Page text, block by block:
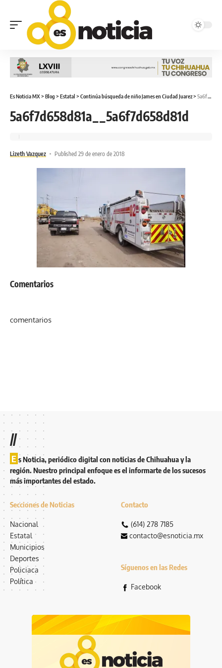
Es Noticia MX> Blog > Estatal > Continúa búsqueda de niño James en Ciudad Juarez> 5a6f7d658d81a__5a6f7d658d81d
5a6f7d658d81a__5a6f7d658d81d
Lizeth Vazquez Published 29 de enero de 2018
Comentarios
comentarios
//
E s Noticia, periódico digital con noticias de Chihuahua y la
región. Nuestro principal enfoque es el informarte de los sucesos
más importantes del estado.
Secciones de Noticias
Nacional
Estatal
Municipios
Deportes
Policiaca
Política
Contacto
(614) 278 7185
contacto@esnoticia.mx
Síguenos en las Redes
Facebook